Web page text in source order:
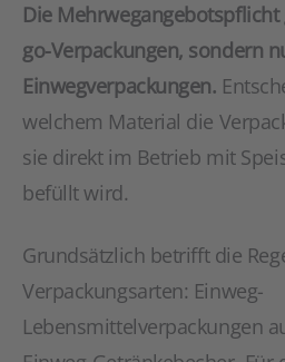
Die
go-Verpackungen, sondern
Einwegverpackungen.
welchem Material die
sie direkt im Betrieb mit
befüllt wird.
Grundsätzlich betrifft die
Verpackungsarten: Einweg-
Lebensmittelverpackungen